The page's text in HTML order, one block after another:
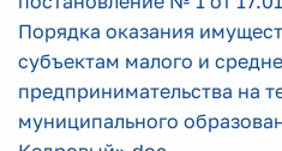
Порядка оказания
субъектам малого и
предпринимательства на
муниципального